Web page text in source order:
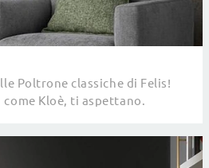
Poltrone classiche di Felis!
Kloè, ti aspettano.